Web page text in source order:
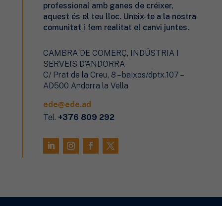
professional amb ganes de créixer,
aquest és el teu lloc. Uneix-te a la nostra
comunitat i fem realitat el canvi juntes.
CAMBRA DE COMERÇ, INDÚSTRIA I
SERVEIS D’ANDORRA
C/ Prat de la Creu, 8 – baixos/dptx.107 –
AD500 Andorra la Vella
ede@ede.ad
Tel. +376 809 292